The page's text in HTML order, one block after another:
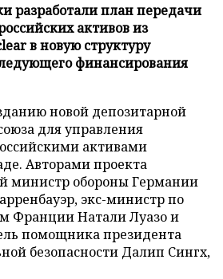
разработали план передачи
активов из
в новую структуру
финансирования
новой депозитарной
для управления
активами
Авторами проекта
министр обороны Германии
экс-министр по
Франции Натали Луазо и
помощника президента
безопасности Далип Сингх,